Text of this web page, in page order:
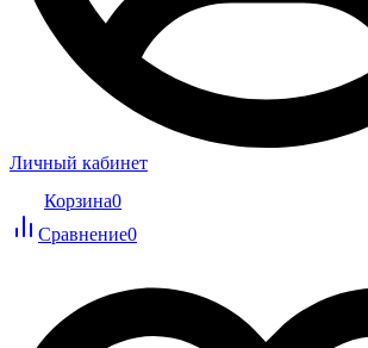
Личный кабинет
Корзина0
Сравнение0